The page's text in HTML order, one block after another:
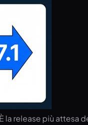
la release più attesa